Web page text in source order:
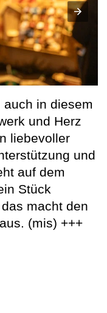
auch in diesem
und Herz
liebevoller
und
auf dem
Stück
macht den
(mis) +++